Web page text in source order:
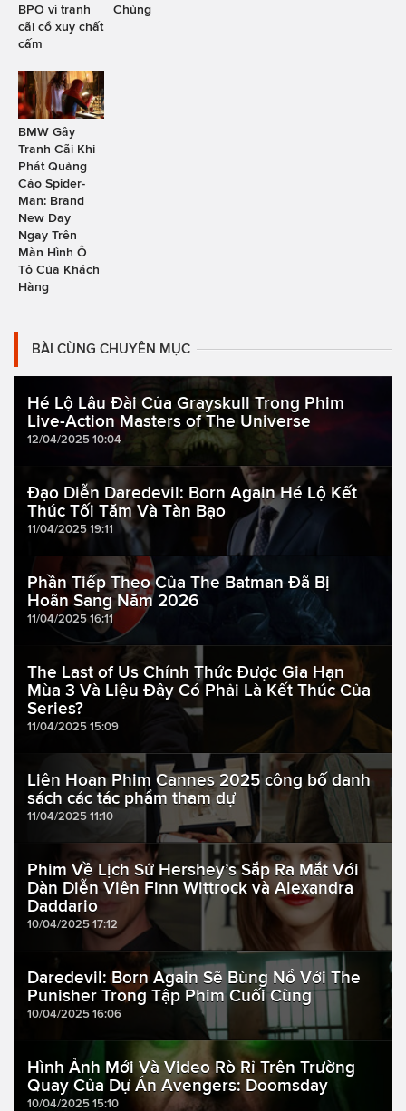
BPO vì tranh
cãi cổ xuy chất
cấm
Chủng
BMW Gây
Tranh Cãi Khi
Phát Quảng
Cáo Spider-
Man: Brand
New Day
Ngay Trên
Màn Hình Ô
Tô Của Khách
Hàng
BÀI CÙNG CHUYÊN MỤC
Hé Lộ Lâu Đài Của Grayskull Trong Phim
Live-Action Masters of The Universe
12/04/2025 10:04
Đạo Diễn Daredevil: Born Again Hé Lộ Kết
Thúc Tối Tăm Và Tàn Bạo
11/04/2025 19:11
Phần Tiếp Theo Của The Batman Đã Bị
Hoãn Sang Năm 2026
11/04/2025 16:11
The Last of Us Chính Thức Được Gia Hạn
Mùa 3 Và Liệu Đây Có Phải Là Kết Thúc Của
Series?
11/04/2025 15:09
Liên Hoan Phim Cannes 2025 công bố danh
sách các tác phẩm tham dự
11/04/2025 11:10
Phim Về Lịch Sử Hershey’s Sắp Ra Mắt Với
Dàn Diễn Viên Finn Wittrock và Alexandra
Daddario
10/04/2025 17:12
Daredevil: Born Again Sẽ Bùng Nổ Với The
Punisher Trong Tập Phim Cuối Cùng
10/04/2025 16:06
Hình Ảnh Mới Và Video Rò Rỉ Trên Trường
Quay Của Dự Án Avengers: Doomsday
10/04/2025 15:10